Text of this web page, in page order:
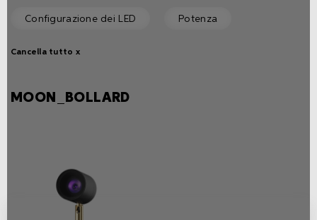
Configurazione dei LED Potenza
Cancella tutto x
MOON_BOLLARD